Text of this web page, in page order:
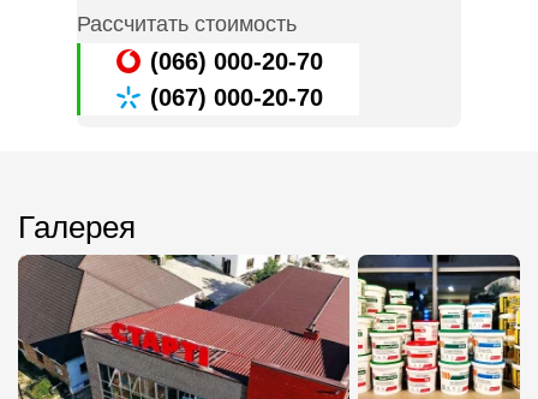
Рассчитать стоимость
(066) 000-20-70
(067) 000-20-70
Галерея